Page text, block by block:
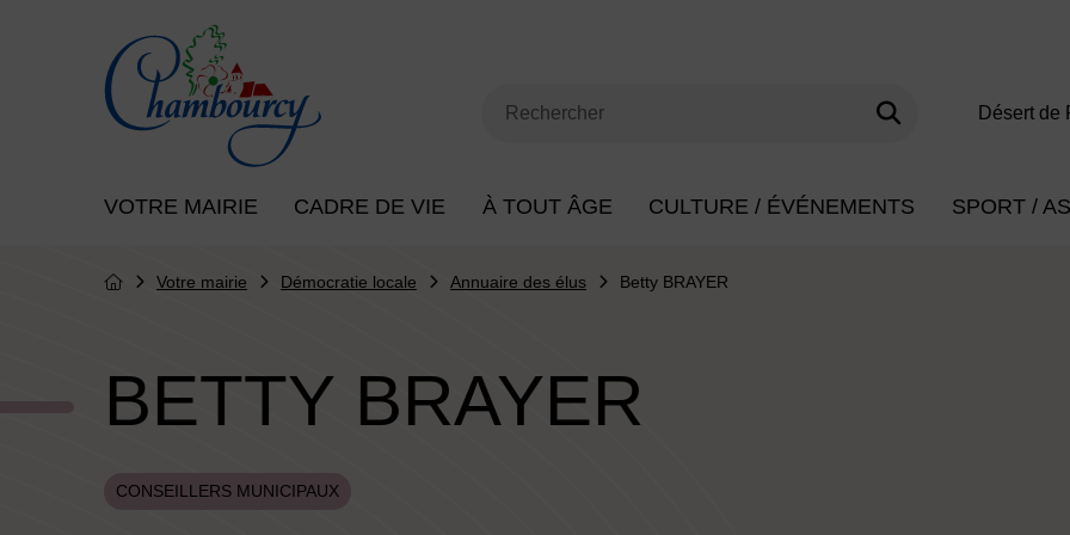
Retour à l'accueil
Recherche
Mots clés de minimum 3 caractères Lancer laDésert de
VOTRE MAIRIE CADRE DE VIE À TOUT ÂGE CULTURE / ÉVÉNEMENTS SPORT /
Page d'accueil du site
Votre mairie Démocratie locale Annuaire des élus Betty BRAYER
BETTY BRAYER
CONSEILLERS MUNICIPAUX